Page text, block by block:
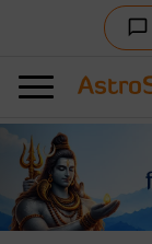
chat_bubble_outline
Previous